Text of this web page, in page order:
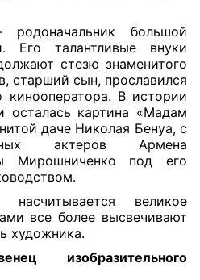
большой
Его талантливые внуки
стезю знаменитого
старший сын, прославился
кинооператора. В истории
осталась картина «Мадам
даче Николая Бенуа, с
актеров Армена
Мирошниченко под его
великое
все более высвечивают
художника.
изобразительного